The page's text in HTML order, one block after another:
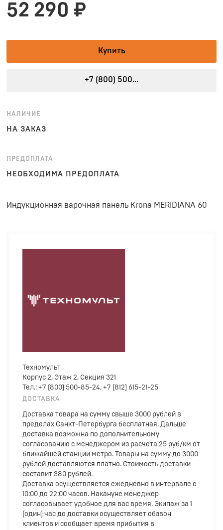
52 290 ₽
Купить
+7 (800) 500...
НАЛИЧИЕ
НА ЗАКАЗ
ПРЕДОПЛАТА
НЕОБХОДИМА ПРЕДОПЛАТА
Индукционная варочная панель Krona MERIDIANA 60
Техномульт
Корпус 2, Этаж 2, Секция 321
Тел.: +7 (800) 500-85-24, +7 (812) 615-21-25
ДОСТАВКА
Доставка товара на сумму свыше 3000 рублей в
пределах Санкт-Петербурга бесплатная. Дальше
доставка возможна по дополнительному
согласованию с менеджером из расчета 25 руб/км от
ближайшей станции метро. Товары на сумму до 3000
рублей доставляются платно. Стоимость доставки
составит 380 рублей.
Доставка осуществляется ежедневно в интервале с
10:00 до 22:00 часов. Накануне менеджер
согласовывает удобное для вас время. Экипаж за 1
(один) час до доставки осуществляет обзвон
клиентов и сообщает время прибытия в